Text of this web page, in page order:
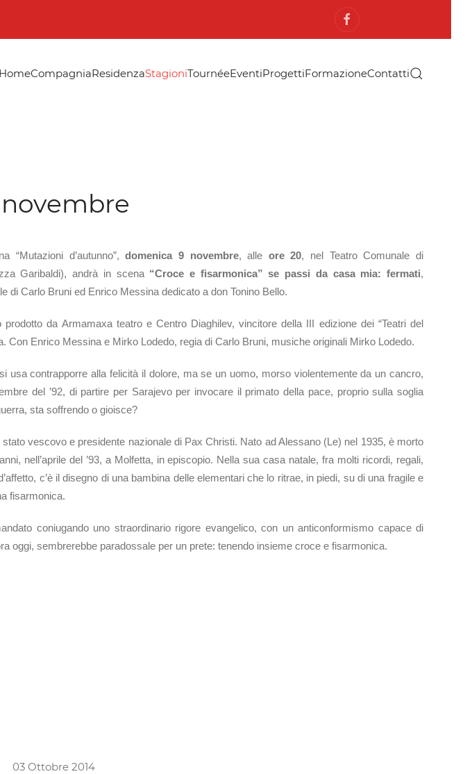
HomeCompagniaResidenzaStagioniTournéeEventiProgettiFormazioneContatti
“Mutazioni d’autunno”,domenica 9 novembre, alle ore 20, nel Teatro Comunale di
Garibaldi), andrà in scena “Croce e fisarmonica” se passi da casa mia: fermati,
di Carlo Bruni ed Enrico Messina dedicato a don Tonino Bello.
prodotto da Armamaxa teatro e Centro Diaghilev, vincitore della III edizione dei “Teatri del
Con Enrico Messina e Mirko Lodedo, regia di Carlo Bruni, musiche originali Mirko Lodedo.
usa contrapporre alla felicità il dolore, ma se un uomo, morso violentemente da un cancro,
del ’92, di partire per Sarajevo per invocare il primato della pace, proprio sulla soglia
sta soffrendo o gioisce?
vescovo e presidente nazionale di Pax Christi. Nato ad Alessano (Le) nel 1935, è morto
nell’aprile del ’93, a Molfetta, in episcopio. Nella sua casa natale, fra molti ricordi, regali,
c’è il disegno di una bambina delle elementari che lo ritrae, in piedi, su di una fragile e
fisarmonica.
coniugando uno straordinario rigore evangelico, con un anticonformismo capace di
oggi, sembrerebbe paradossale per un prete: tenendo insieme croce e fisarmonica.
03 Ottobre 2014